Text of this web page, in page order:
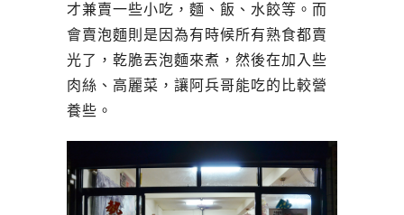
才兼賣一些小吃，麵、飯、水餃等。而
會賣泡麵則是因為有時候所有熟食都賣
光了，乾脆丟泡麵來煮，然後在加入些
肉絲、高麗菜，讓阿兵哥能吃的比較營
養些。